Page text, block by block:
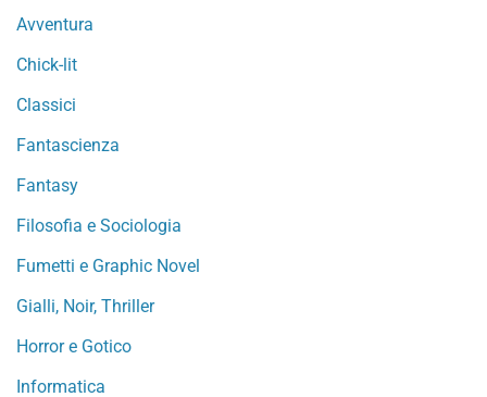
Avventura
Chick-lit
Classici
Fantascienza
Fantasy
Filosofia e Sociologia
Fumetti e Graphic Novel
Gialli, Noir, Thriller
Horror e Gotico
Informatica